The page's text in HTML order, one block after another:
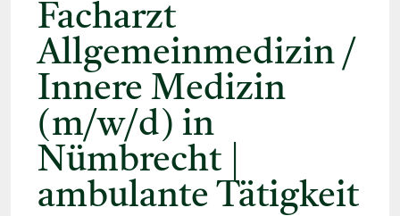
Facharzt
Allgemeinmedizin /
Innere Medizin
(m/w/d) in
Nümbrecht |
ambulante Tätigkeit